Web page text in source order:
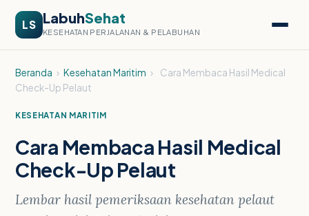
LS LabuhSehat
KESEHATAN PERJALANAN & PELABUHAN
Beranda › Kesehatan Maritim ›
Cara Membaca Hasil Medical
Check-Up Pelaut
KESEHATAN MARITIM
Cara Membaca Hasil Medical
Check-Up Pelaut
Lembar hasil pemeriksaan kesehatan pelaut